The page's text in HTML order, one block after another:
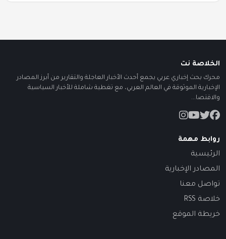
الخلاصة نت
محرك بحث إخباري عربي يجمع أحدث الأخبار العاجلة والتقارير من أبرز المصادر
الإخبارية الموثوقة في العالم العربي، مع تغطية شاملة للأخبار السياسية
والاقتصا...
روابط مهمة
الرئيسية
المصادر الإخبارية
تواصل معنا
خلاصة RSS
خريطة الموقع